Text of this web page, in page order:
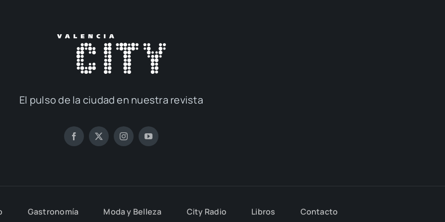
El pul­so de la ciu­dad en nues­tra revis­ta
Gas­tro­no­mía Moda y Belle­za City Radio Libros Con­tac­to